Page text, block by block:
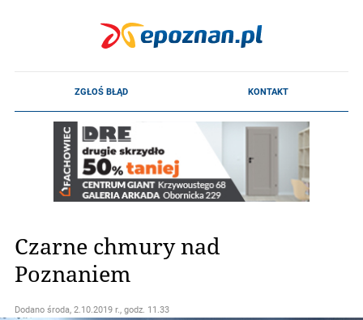
Czarne chmury nad
Poznaniem
Dodano środa, 2.10.2019 r., godz. 11.33